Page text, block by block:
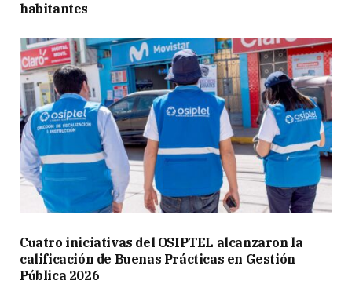
habitantes
Cuatro iniciativas del OSIPTEL alcanzaron la
calificación de Buenas Prácticas en Gestión
Pública 2026